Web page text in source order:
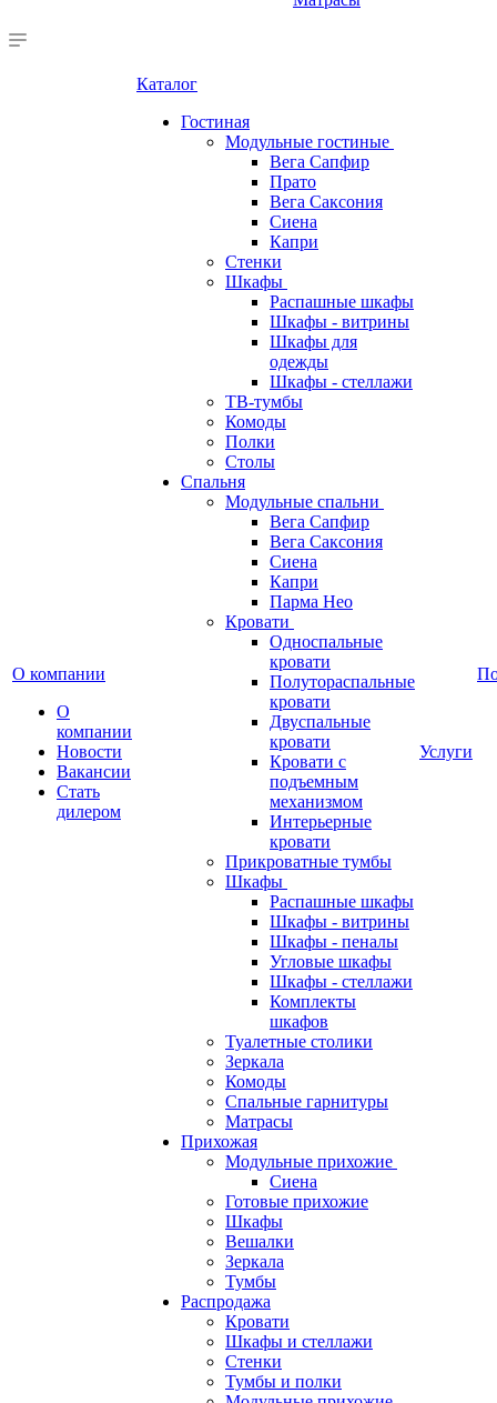
О компании
О
компании
Новости
Вакансии
Стать
дилером
Каталог
Гостиная
Модульные гостиные
Вега Сапфир
Прато
Вега Саксония
Сиена
Капри
Стенки
Шкафы
Распашные шкафы
Шкафы - витрины
Шкафы для
одежды
Шкафы - стеллажи
ТВ-тумбы
Комоды
Полки
Столы
Спальня
Модульные спальни
Вега Сапфир
Вега Саксония
Сиена
Капри
Парма Нео
Кровати
Односпальные
кровати
Полутораспальные
кровати
Двуспальные
кровати
Кровати с
подъемным
механизмом
Интерьерные
кровати
Прикроватные тумбы
Шкафы
Распашные шкафы
Шкафы - витрины
Шкафы - пеналы
Угловые шкафы
Шкафы - стеллажи
Комплекты
шкафов
Туалетные столики
Зеркала
Комоды
Спальные гарнитуры
Матрасы
Прихожая
Модульные прихожие
Сиена
Готовые прихожие
Шкафы
Вешалки
Зеркала
Тумбы
Распродажа
Кровати
Шкафы и стеллажи
Стенки
Тумбы и полки
Услуги